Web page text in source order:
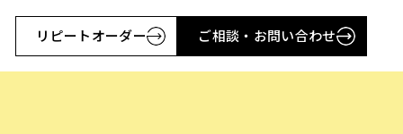
リピートオーダー ご相談・お問い合わせ